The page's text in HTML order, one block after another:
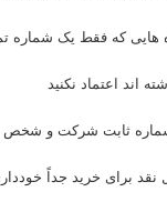
هایی که فقط یک شماره
اند اعتماد نکنید
ثابت شرکت و شخص
نقد برای خرید جداً